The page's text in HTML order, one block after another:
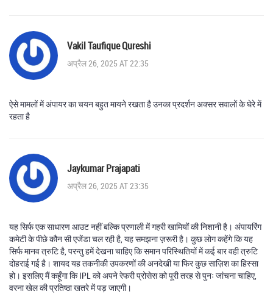
Vakil Taufique Qureshi
अप्रैल 26, 2025 AT 22:35
ऐसे मामलों में अंपायर का चयन बहुत मायने रखता है उनका प्रदर्शन अक्सर सवालों के घेरे में
रहता है
Jaykumar Prajapati
अप्रैल 26, 2025 AT 23:35
यह सिर्फ एक साधारण आउट नहीं बल्कि प्रणाली में गहरी खामियों की निशानी है। अंपायरिंग
कमेटी के पीछे कौन सी एजेंडा चल रही है, यह समझना ज़रूरी है। कुछ लोग कहेंगे कि यह
सिर्फ मानव त्रुटि है, परन्तु हमें देखना चाहिए कि समान परिस्थितियों में कई बार वही त्रुटि
दोहराई गई है। शायद यह तकनीकी उपकरणों की अनदेखी या फिर कुछ साज़िश का हिस्सा
हो। इसलिए मैं कहूँगा कि IPL को अपने रेफरी प्रोसेस को पूरी तरह से पुनः जांचना चाहिए,
वरना खेल की प्रतिष्ठा खतरे में पड़ जाएगी।